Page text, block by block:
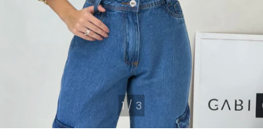
1/ 3